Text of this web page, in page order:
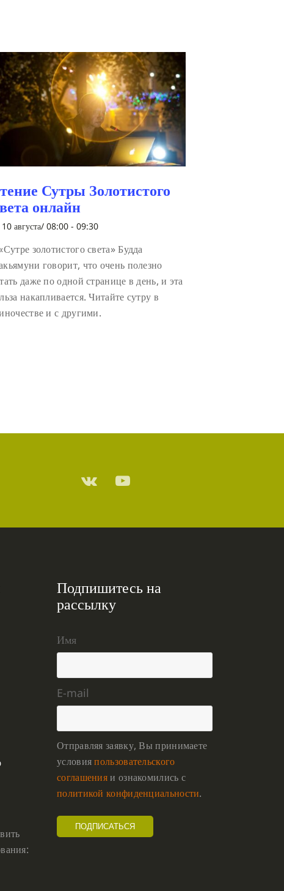
Сутры Золотистого
онлайн
10 августа/ 08:00- 09:30
золотистого света» Будда
говорит, что очень полезно
даже по одной странице в день, и эта
накапливается. Читайте сутру в
и с другими.
Подпишитесь на
рассылку
Имя
E-mail
Отправляя заявку, Вы принимаете
условияпользовательского
соглашенияи ознакомились с
политикой конфиденциальности.